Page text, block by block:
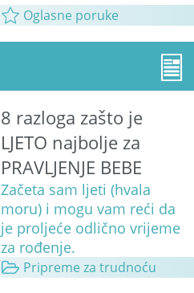
Oglasne poruke
8 razloga zašto je
LJETO najbolje za
PRAVLJENJE BEBE
Začeta sam ljeti (hvala
moru) i mogu vam reći da
je proljeće odlično vrijeme
za rođenje.
Pripreme za trudnoću